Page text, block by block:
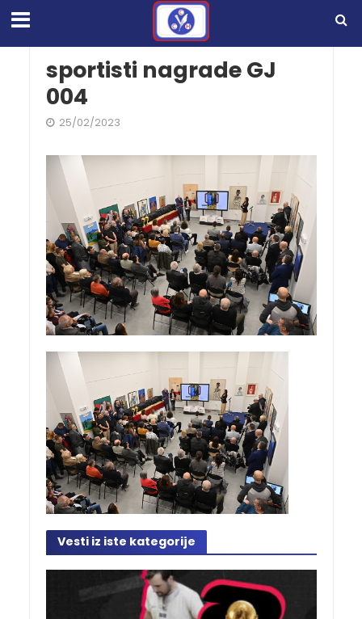
sportisti nagrade GJ
004
25/02/2023
Vesti iz iste kategorije